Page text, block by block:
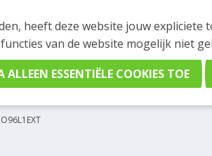
Wil je je vast oriënteren?
heeft deze website jouw
van de website mogelijk niet